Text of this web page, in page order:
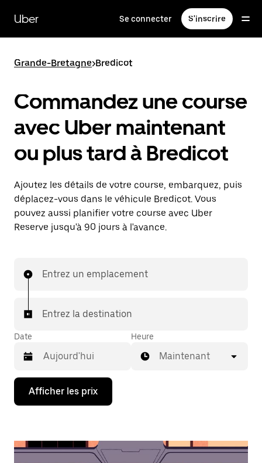
contenu
principal
Uber Se connecter S'inscrire
Grande-Bretagne>Bredicot
Commandez une course
avec Uber maintenant
ou plus tard à Bredicot
Ajoutez les détails de votre course, embarquez, puis
déplacez-vous dans le véhicule Bredicot. Vous
pouvez aussi planifier votre course avec Uber
Reserve jusqu'à 90 jours à l'avance.
Entrez un emplacement
Entrez la destination
Date
Appuyez
la
bas
Heure
Maintenant
Afficher les prix